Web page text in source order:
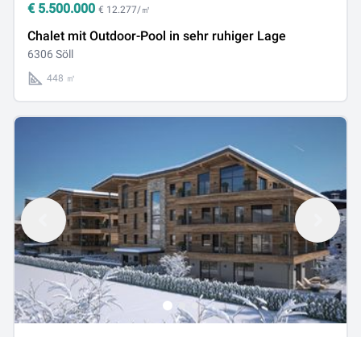
€ 5.500.000 € 12.277/㎡
Chalet mit Outdoor-Pool in sehr ruhiger Lage
6306 Söll
448 ㎡